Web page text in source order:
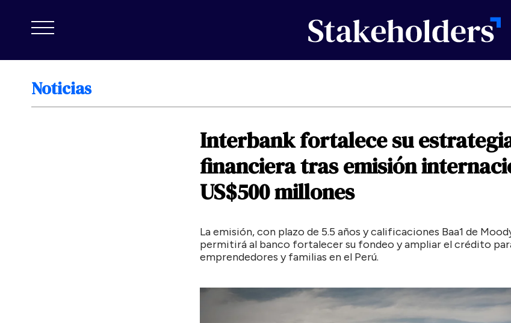
Noticias
Interbankfortalecesu
financieratrasemisión
US$500millones
La emisión, con plazo de 5.5 años y calificaciones Baa1 de
permitirá al banco fortalecer su fondeo y ampliar el crédito
emprendedores y familias en el Perú.